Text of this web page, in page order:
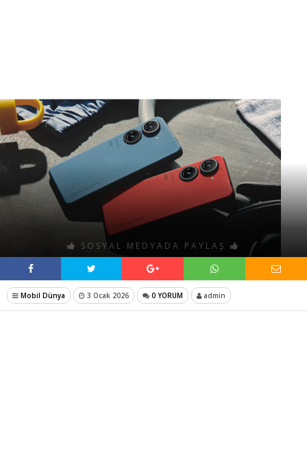
SOSYAL MEDYADA PAYLAŞ
Mobil Dünya 3 Ocak 2026 0 YORUM admin